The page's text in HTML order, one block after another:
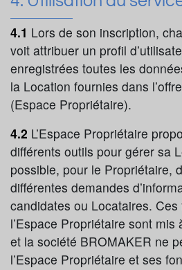
4.1 Lors de son inscription,
voit attribuer un profil
enregistrées toutes les
la Location fournies dans
(Espace Propriétaire).
4.2 L’Espace Propriétaire
différents outils pour gérer sa
possible, pour le Propriétaire,
différentes demandes
candidates ou Locataires.
l’Espace Propriétaire sont mis
et la société BROMAKER ne
l’Espace Propriétaire et ses